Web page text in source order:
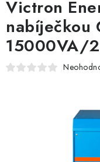
DOPRAVA ZDARMA
SOLÁRNÍ SESTAVY
SOLÁRNÍ SESTAVY
ZÁLOŽNÍ ZDROJE
VÝHODNÉ SETY
Victron
nabíječkou
15000VA/